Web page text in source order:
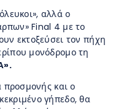
αλλά ο
Final 4 με το
εκτοξεύσει τον πήχη
μονόδρομο τη
προσμονής και ο
γήπεδο, θα